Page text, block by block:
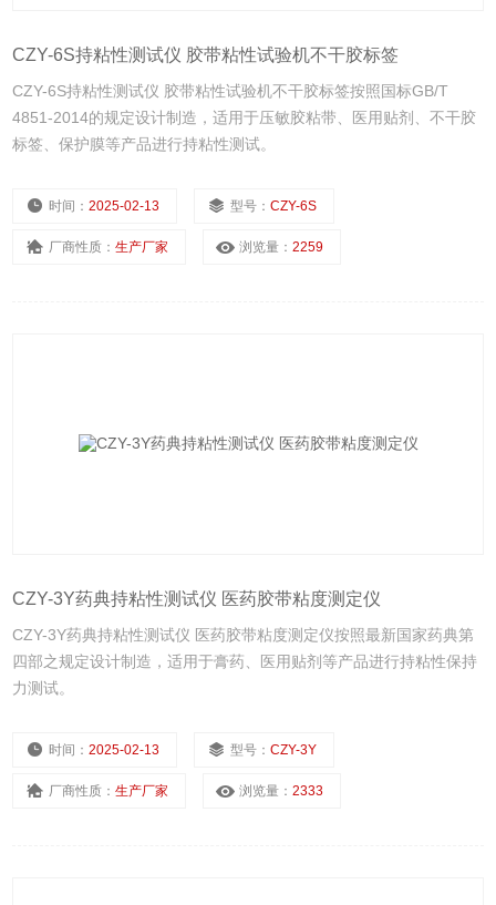
CZY-6S持粘性测试仪 胶带粘性试验机不干胶标签
CZY-6S持粘性测试仪 胶带粘性试验机不干胶标签按照国标GB/T
4851-2014的规定设计制造，适用于压敏胶粘带、医用贴剂、不干胶
标签、保护膜等产品进行持粘性测试。
时间：2025-02-13 型号：CZY-6S
厂商性质：生产厂家 浏览量：2259
CZY-3Y药典持粘性测试仪 医药胶带粘度测定仪
CZY-3Y药典持粘性测试仪 医药胶带粘度测定仪按照最新国家药典第
四部之规定设计制造，适用于膏药、医用贴剂等产品进行持粘性保持
力测试。
时间：2025-02-13 型号：CZY-3Y
厂商性质：生产厂家 浏览量：2333